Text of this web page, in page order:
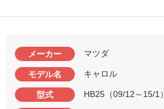
メーカー マツダ
モデル名 キャロル
型式 HB25（09/12～15/1）